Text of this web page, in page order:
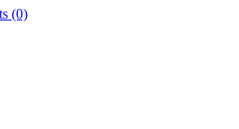
(0)